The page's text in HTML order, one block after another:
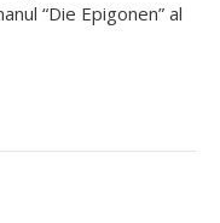
“Die Epigonen” al